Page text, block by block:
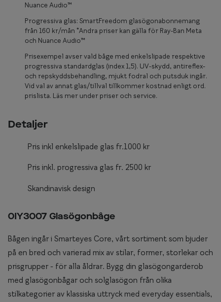
Nuance Audio™
Progressiva glas: SmartFreedom glasögonabonnemang
från 160 kr/mån *Andra priser kan gälla för Ray-Ban Meta
och Nuance Audio™
Prisexempel avser vald båge med enkelslipade respektive
progressiva standardglas (index 1,5). UV-skydd, antireflex-
och repskyddsbehandling, mjukt fodral och putsduk ingår.
Vid val av annat glas/tillval tillkommer kostnad enligt ord.
prislista. Läs mer under priser och service.
Detaljer
Pris inkl enkelslipade glas fr.1000 kr
Pris inkl. progressiva glas fr. 2500 kr
Skandinavisk design
0IY3007 Glasögonbåge
Bågen ingår i Smarteyes Core, vårt sortiment som bjuder
på en bred och varierad mix av stilar, former, storlekar och
prisgrupper - för alla åldrar. Bygg din glasögongarderob
med glasögonbågar och solglasögon från olika
stilkategorier av klassiska uttryck med everyday essentials,